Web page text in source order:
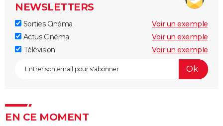
NEWSLETTERS
Sorties Cinéma
Voir un exemple
Actus Cinéma
Voir un exemple
Télévision
Voir un exemple
EN CE MOMENT